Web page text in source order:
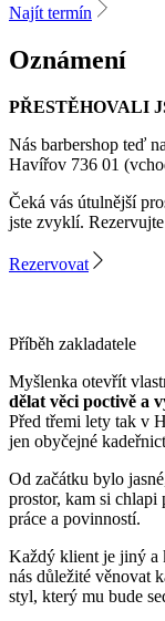
Najít termín
Oznámení
PŘESTĚHOVALI
Nás barbershop teď
Havířov 736 01
Čeká vás útulnější
jste zvyklí.
Rezervovat
Příběh zakladatele
Myšlenka otevřít
dělat věci poctivě a
Před třemi lety tak v
jen obyčejné
Od začátku bylo
prostor, kam si
práce a povinností.
Každý klient je jiný a
nás důležité věnovat
styl, který mu bude